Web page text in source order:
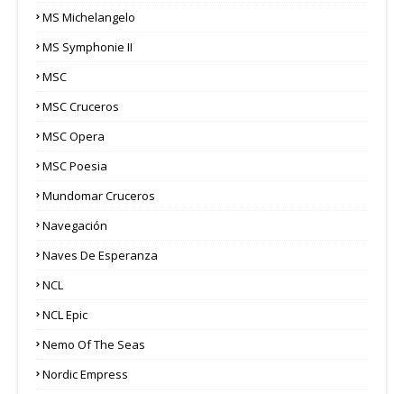
MS Michelangelo
MS Symphonie II
MSC
MSC Cruceros
MSC Opera
MSC Poesia
Mundomar Cruceros
Navegación
Naves De Esperanza
NCL
NCL Epic
Nemo Of The Seas
Nordic Empress